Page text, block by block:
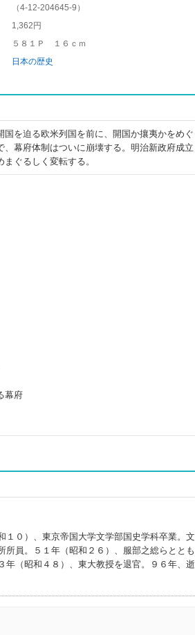
（4-12-204645-9 ）
1,362円
５８１Ｐ １６ｃｍ
日本の歴史
を迫る欧米列国を前に、開国か攘夷かをめ
、幕府体制はついに崩壊する。明治新政府成
ぐるしく変転する。
幕府
１０）、東京帝国大学文学部国史学科卒業。
員。５１年（昭和２６）、服部之総らとと
（昭和４８）、東大教授を退官。９６年、